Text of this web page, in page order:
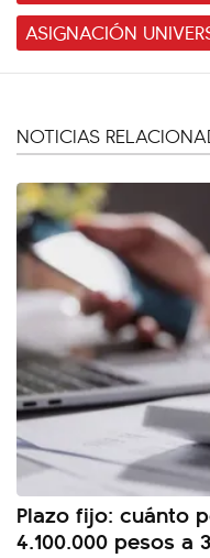
ASIGNACIÓN
NOTICIAS
Plazo fijo: cuánto
4.100.000 pesos a